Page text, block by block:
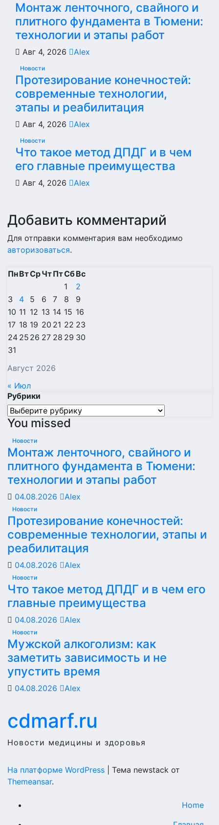
Монтаж ленточного, свайного и
плитного фундамента в Тюмени:
технологии и этапы работ
Авг 4, 2026 Alex
Новости
Протезирование конечностей:
современные технологии,
этапы и реабилитация
Авг 4, 2026 Alex
Новости
Что такое метод ДПДГ и в чем
его главные преимущества
Авг 4, 2026 Alex
Добавить комментарий
Для отправки комментария вам необходимо
авторизоваться.
Август 2026
ПнВтСрЧтПтСбВс
1
2
3
4 5 6 7 8
9
10 11 12 13 14 15 16
17 18 19 20 21 22 23
24 25 26 27 28 29 30
31
« Июл
Рубрики
Рубрики
You missed
Новости
Монтаж ленточного, свайного и
плитного фундамента в Тюмени:
технологии и этапы работ
04.08.2026 Alex
Новости
Протезирование конечностей:
современные технологии, этапы и
реабилитация
04.08.2026 Alex
Новости
Что такое метод ДПДГ и в чем его
главные преимущества
04.08.2026 Alex
Новости
Мужской алкоголизм: как
заметить зависимость и не
упустить время
04.08.2026 Alex
cdmarf.ru
Новости медицины и здоровья
На платформе WordPress
Тема newstack от
Themeansar.
Home